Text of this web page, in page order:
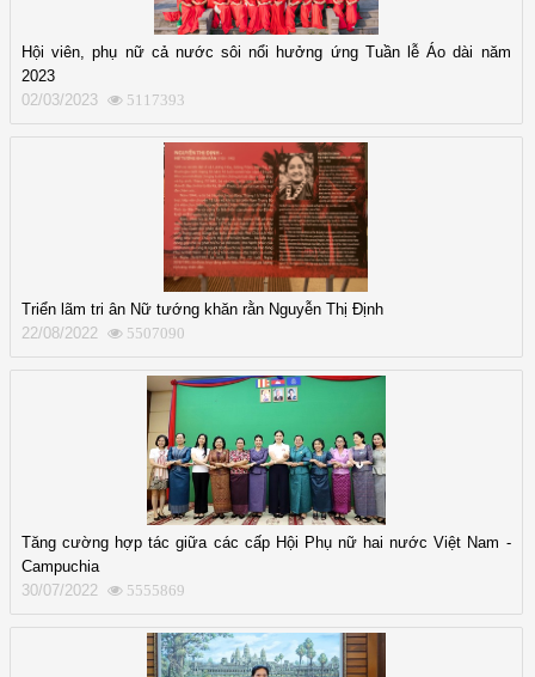
Hội viên, phụ nữ cả nước sôi nổi hưởng ứng Tuần lễ Áo dài năm
2023
02/03/2023
5117393
Triển lãm tri ân Nữ tướng khăn rằn Nguyễn Thị Định
22/08/2022
5507090
Tăng cường hợp tác giữa các cấp Hội Phụ nữ hai nước Việt Nam -
Campuchia
30/07/2022
5555869